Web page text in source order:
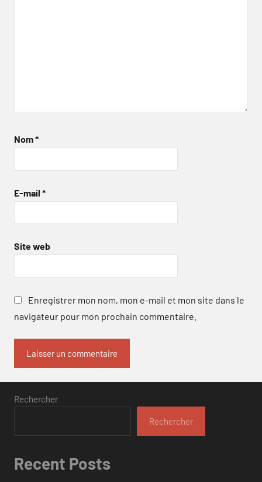
Nom*
E-mail *
Site web
Enregistrer mon nom, mon e-mail et mon site dans le
navigateur pour mon prochain commentaire.
Rechercher
Rechercher
Recent Posts